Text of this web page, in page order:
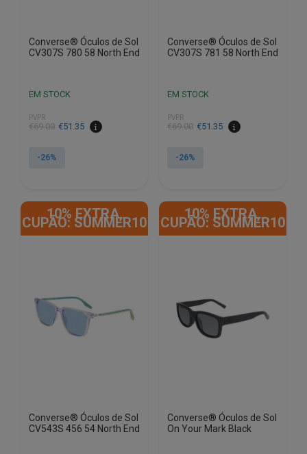
Converse® Óculos de Sol
CV307S 780 58 North End
EM STOCK
PVPR
€69.00
O
original
€51.35
O
atual
-26%
Converse® Óculos de Sol
CV307S 781 58 North End
EM STOCK
PVPR
€69.00
O
original
€51.35
O
atual
-26%
10% EXTRA,
CUPÃO: SUMMER10
Converse® Óculos de Sol
CV543S 456 54 North End
10% EXTRA,
CUPÃO: SUMMER10
Converse® Óculos de Sol
On Your Mark Black